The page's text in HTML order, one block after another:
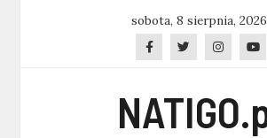
sobota, 8 sierpnia, 2026